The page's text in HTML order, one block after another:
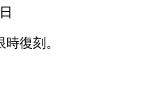
日
復刻。